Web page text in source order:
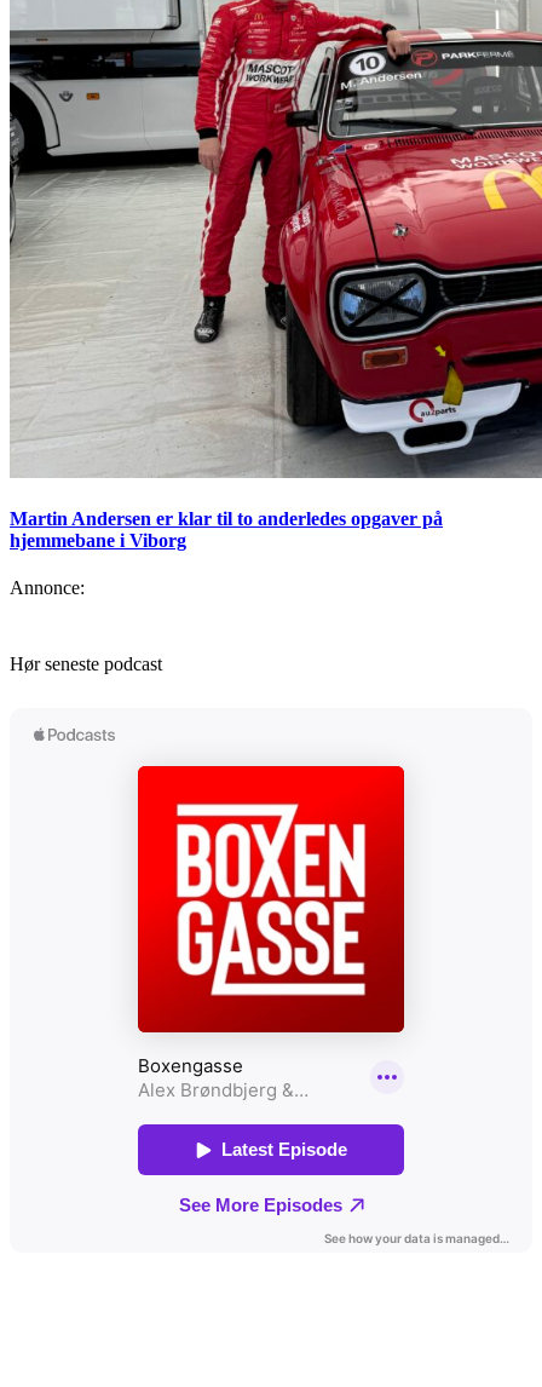
Martin Andersen er klar til to anderledes opgaver på
hjemmebane i Viborg
Annonce:
Hør seneste podcast